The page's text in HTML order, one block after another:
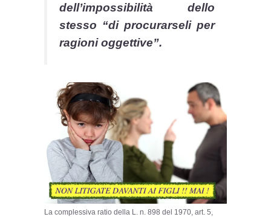
dell’impossibilità dello
stesso “di procurarseli per
ragioni oggettive”.
La complessiva ratio della L. n. 898 del 1970, art. 5,